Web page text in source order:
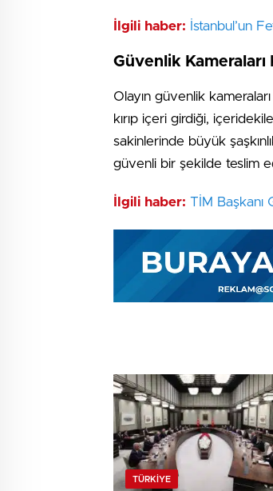
İlgili haber: İstanbul’un
Güvenlik Kameraları
Olayın güvenlik
kırıp içeri girdiği,
sakinlerinde büyük
güvenli bir şekilde teslim
İlgili haber: TİM Başkanı
TÜRKIYE